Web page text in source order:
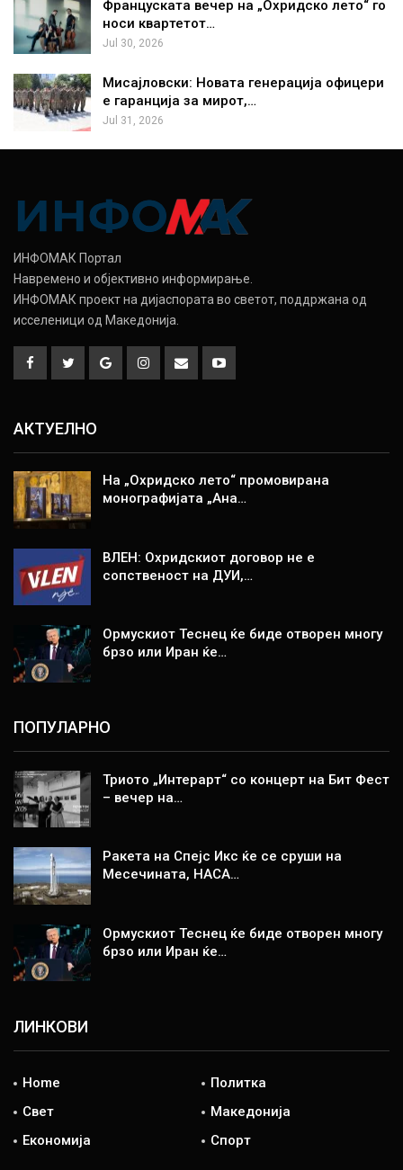
Француската вечер на „Охридско лето“ го
носи квартетот…
Jul 30, 2026
Мисајловски: Новата генерација офицери
е гаранција за мирот,…
Jul 31, 2026
ИНФОМАК Портал
Навремено и објективно информирање.
ИНФОМАК проект на дијаспората во светот, поддржана од
исселеници од Македонија.
АКТУЕЛНО
На „Охридско лето“ промовирана
монографијата „Ана…
ВЛЕН: Охридскиот договор не е
сопственост на ДУИ,…
Ормускиот Теснец ќе биде отворен многу
брзо или Иран ќе…
ПОПУЛАРНО
Триото „Интерарт“ со концерт на Бит Фест
– вечер на…
Ракета на Спејс Икс ќе се сруши на
Месечината, НАСА…
Ормускиот Теснец ќе биде отворен многу
брзо или Иран ќе…
ЛИНКОВИ
Home
Политка
Свет
Македонија
Економија
Спорт